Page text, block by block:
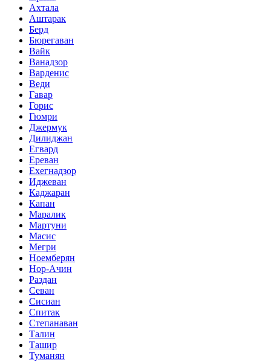
Ахтала
Аштарак
Берд
Бюрегаван
Вайк
Ванадзор
Варденис
Веди
Гавар
Горис
Гюмри
Джермук
Дилиджан
Егвард
Ереван
Ехегнадзор
Иджеван
Каджаран
Капан
Маралик
Мартуни
Масис
Мегри
Ноемберян
Нор-Ачин
Раздан
Севан
Сисиан
Спитак
Степанаван
Талин
Ташир
Туманян